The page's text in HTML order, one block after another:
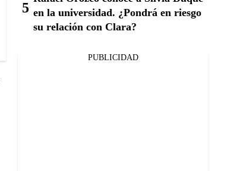
en la universidad. ¿Pondrá en riesgo
su relación con Clara?
PUBLICIDAD